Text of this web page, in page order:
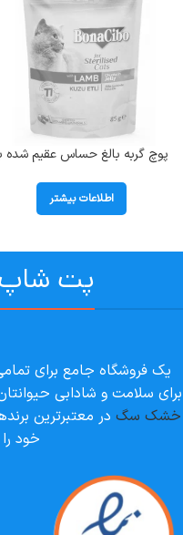
پوچ گربه بالغ حساس عقیم شده
اطلاعات بیشتر
پت شاپ
یک فروشگاه جامع برای
برای سلامت و شادابی
خشک سگ در معتبرترین
خود